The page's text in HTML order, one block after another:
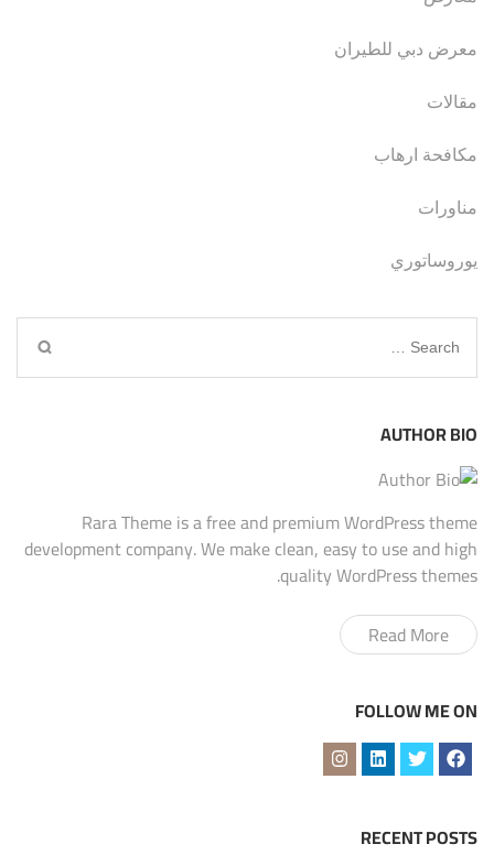
معرض دبي للطيران
مقالات
مكافحة ارهاب
مناورات
يوروساتوري
Search
for:
AUTHOR BIO
Rara Theme is a free and premium WordPress theme
development company. We make clean, easy to use and high
quality WordPress themes.
Read More
FOLLOW ME ON
RECENT POSTS